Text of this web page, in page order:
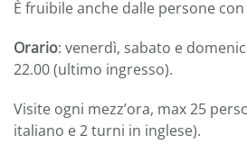
È fruibile anche dalle persone
Orario: venerdì, sabato e
22.00 (ultimo ingresso).
Visite ogni mezz’ora, max 25
italiano e 2 turni in inglese).